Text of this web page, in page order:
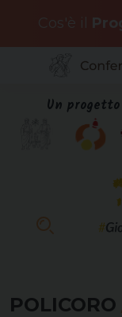
content
Cos'è il
Un
POLICORO